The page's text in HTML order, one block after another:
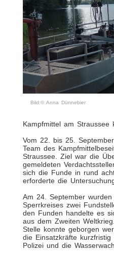
Bild:© Anna Dünnebier
Kampfmittel am Straussee
Vom 22. bis 25.
Team des
Straussee. Ziel war die
gemeldeten
sich die Funde in rund
erforderte die
Am 24. September
Sperrkreises zwei
den Funden handelte es
aus dem Zweiten
Stelle konnte geborgen
die Einsatzkräfte
Polizei und die